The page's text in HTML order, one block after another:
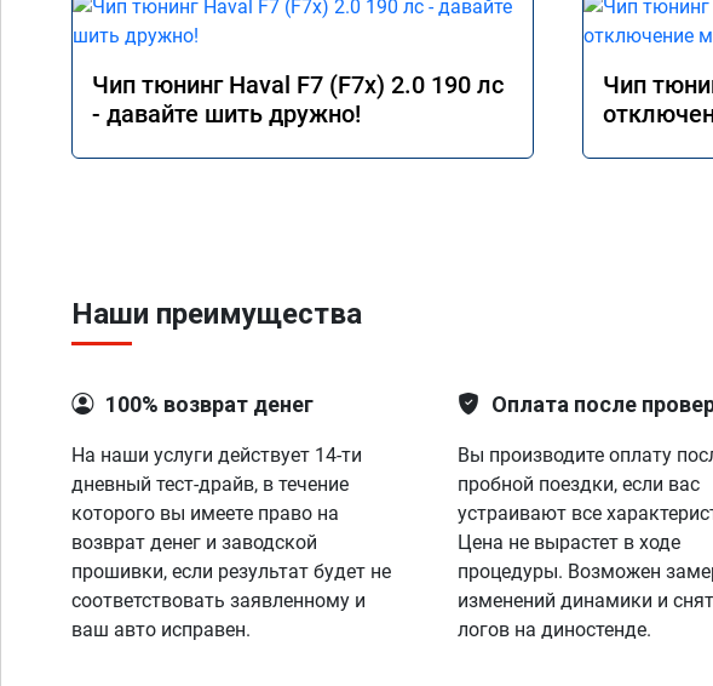
Чип тюнинг Haval F7 (F7x) 2.0 190 лс
- давайте шить дружно!
Чип
Наши преимущества
100% возврат денег
На наши услуги действует 14-ти
дневный тест-драйв, в течение
которого вы имеете право на
возврат денег и заводской
прошивки, если результат будет не
соответствовать заявленному и
ваш авто исправен.
Оплата после
Вы производите оплату
пробной поездки, если вас
устраивают все
Цена не вырастет в ходе
процедуры. Возможен
изменений динамики и
логов на диностенде.